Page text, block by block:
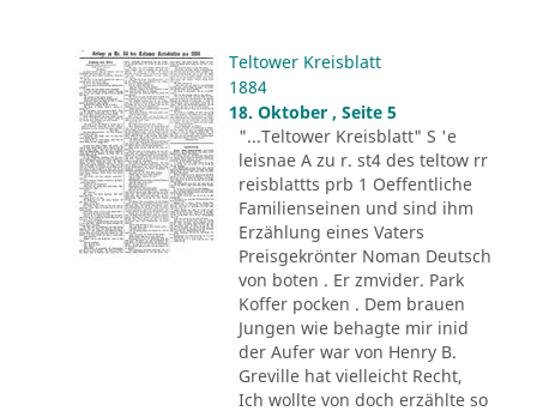
Teltower Kreisblatt
1884
18. Oktober , Seite 5
"...Teltower Kreisblatt" S 'e
leisnae A zu r. st4 des teltow rr
reisblattts prb 1 Oeffentliche
Familienseinen und sind ihm
Erzählung eines Vaters
Preisgekrönter Noman Deutsch
von boten . Er zmvider. Park
Koffer pocken . Dem brauen
Jungen wie behagte mir inid
der Aufer war von Henry B.
Greville hat vielleicht Recht,
Ich wollte von doch erzählte so